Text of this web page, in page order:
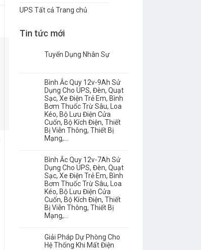
UPS Tất cả Trang chủ
Tin tức mới
Tuyển Dụng Nhân Sự
Bình Ắc Quy 12v-9Ah Sử
Dụng Cho UPS, Đèn, Quạt
Sạc, Xe Điện Trẻ Em, Bình
Bơm Thuốc Trừ Sâu, Loa
Kéo, Bộ Lưu Điện Cửa
Cuốn, Bộ Kích Điện, Thiết
Bị Viễn Thông, Thiết Bị
Mạng,…
Bình Ắc Quy 12v-7Ah Sử
Dụng Cho UPS, Đèn, Quạt
Sạc, Xe Điện Trẻ Em, Bình
Bơm Thuốc Trừ Sâu, Loa
Kéo, Bộ Lưu Điện Cửa
Cuốn, Bộ Kích Điện, Thiết
Bị Viễn Thông, Thiết Bị
Mạng,…
Giải Pháp Dự Phòng Cho
Hệ Thống Khi Mất Điện
C&D 12V-121Ah UPS12-
Giá: Liên hệ
Chi tiết